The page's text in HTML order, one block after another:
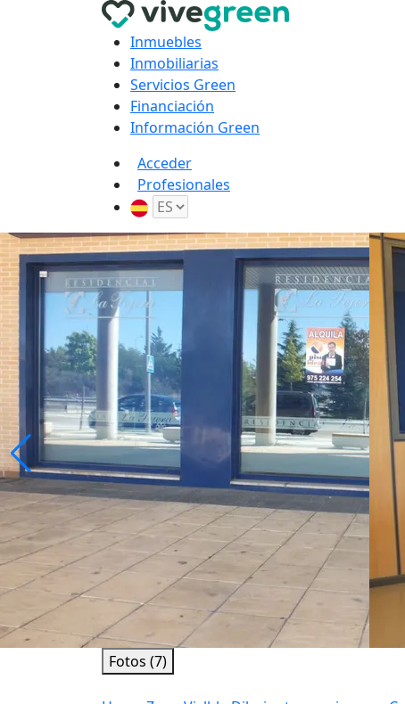
Inmuebles
Inmobiliarias
Servicios Green
Financiación
Información Green
Acceder
Profesionales
Fotos (7)